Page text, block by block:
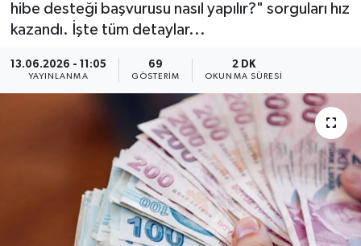
hibe desteği başvurusu nasıl yapılır?" sorguları hız
kazandı. İşte tüm detaylar...
13.06.2026 - 11:05
YAYINLANMA
69
GÖSTERIM
2 DK
OKUNMA SÜRESI